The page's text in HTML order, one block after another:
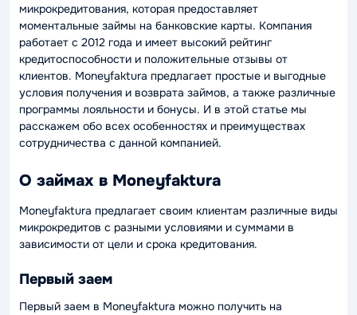
микрокредитования, которая предоставляет
моментальные займы на банковские карты. Компания
работает с 2012 года и имеет высокий рейтинг
кредитоспособности и положительные отзывы от
клиентов. Moneyfaktura предлагает простые и выгодные
условия получения и возврата займов, а также различные
программы лояльности и бонусы. И в этой статье мы
расскажем обо всех особенностях и преимуществах
сотрудничества с данной компанией.
О займах в Moneyfaktura
Moneyfaktura предлагает своим клиентам различные виды
микрокредитов с разными условиями и суммами в
зависимости от цели и срока кредитования.
Первый заем
Первый заем в Moneyfaktura можно получить на